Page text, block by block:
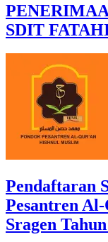
SDIT
Pendaftaran
Pesantren
Sragen